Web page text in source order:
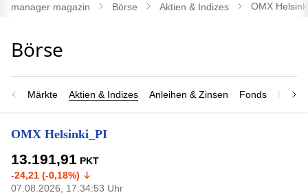
manager magazin Börse Aktien & Indizes OMX
Märkte Aktien & Indizes Anleihen & Zinsen Fonds
OMX Helsinki_PI
13.191,91 PKT
-24,21 (-0,18%)
07.08.2026, 17:34:53 Uhr